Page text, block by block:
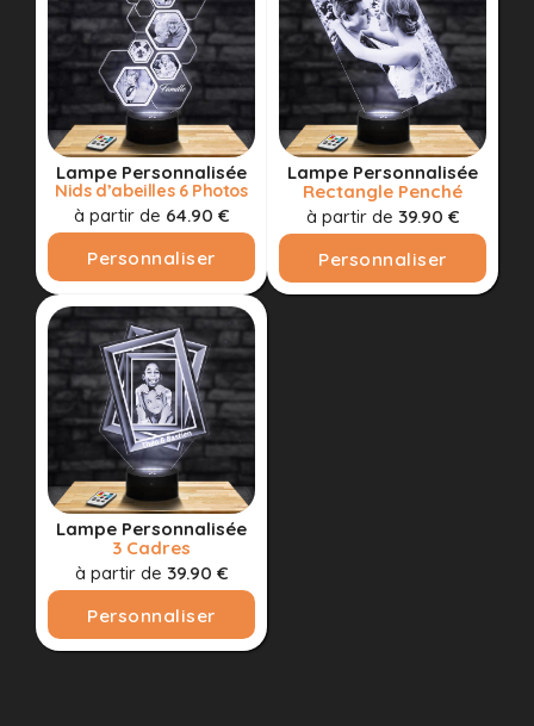
Lampe Personnalisée
Nids d’abeilles 6 Photos
à partir de 64.90 €
Personnaliser
Lampe Personnalisée
Rectangle Penché
à partir de 39.90 €
Personnaliser
Lampe Personnalisée
3 Cadres
à partir de 39.90 €
Personnaliser